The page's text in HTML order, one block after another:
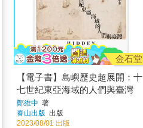
金石堂
【電子書】島嶼歷史超展開：十
七世紀東亞海域的人們與臺灣
鄭維中 著
春山出版 出版
2023/08/01 出版